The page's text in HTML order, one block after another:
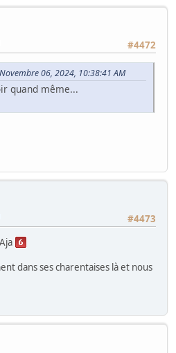
#4472
06, 2024, 10:38:41 AM
quand même...
#4473
dans ses charentaises là et nous